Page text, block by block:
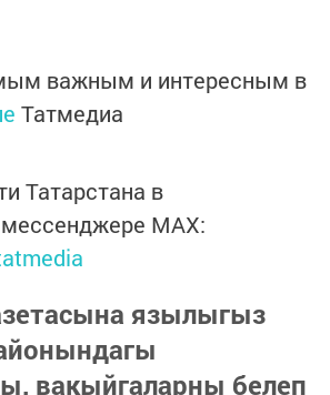
важным и интересным в
Татмедиа
Татарстана в
MАХ:
язылыгыз
вакыйгаларны белеп